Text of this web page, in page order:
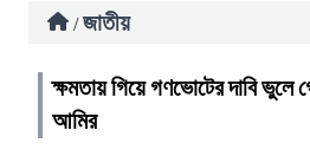
/ জাতীয়
ক্ষমতায় গিয়ে গণভোটের দাবি ভুলে
আমির